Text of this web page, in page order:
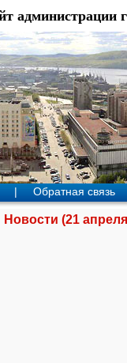
администрации
| Обратная связь
Новости (21